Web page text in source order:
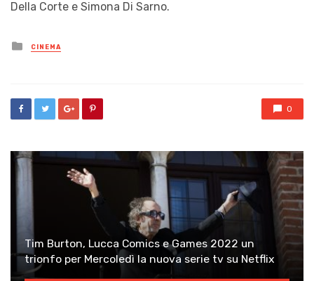
Della Corte e Simona Di Sarno.
Posted
in
CINEMA
0
Tim Burton, Lucca Comics e Games 2022 un
trionfo per Mercoledì la nuova serie tv su Netflix